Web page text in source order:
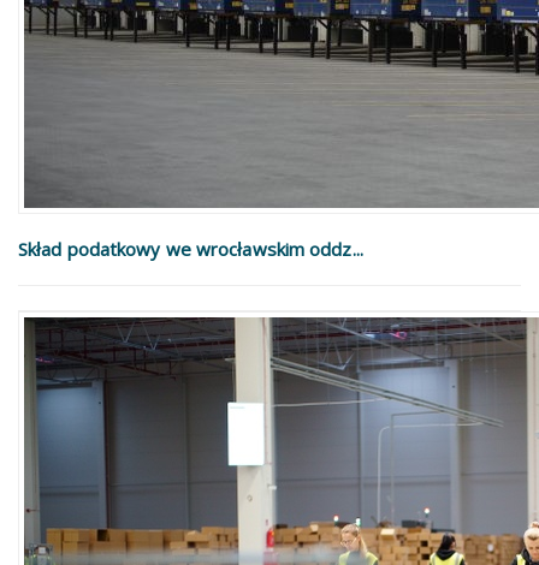
Skład podatkowy we wrocławskim oddz...